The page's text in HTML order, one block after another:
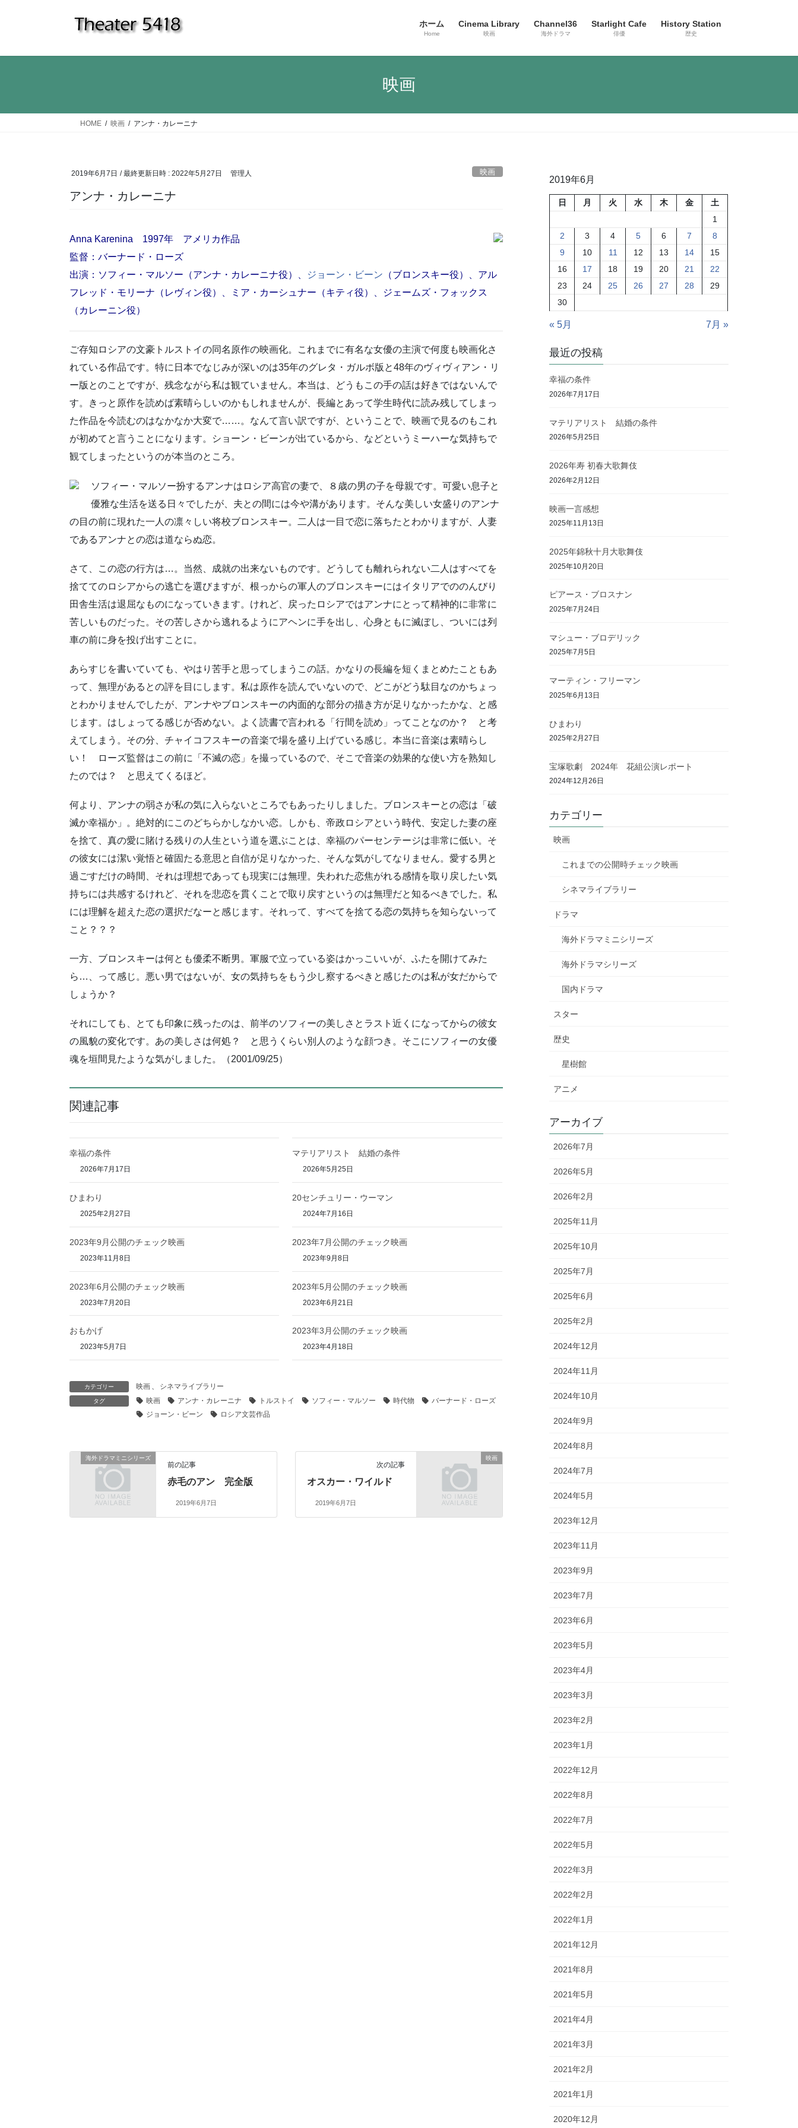
ホーム
Home
Cinema Library
映画
Channel36
海外ドラマ
Starlight Cafe
俳優
History Station
歴史
映画
HOME 映画 アンナ・カレーニナ
2019年6月7日 / 最終更新日時 : 2022年5月27日 管理人 映画
アンナ・カレーニナ
Anna Karenina 1997年 アメリカ作品
監督：バーナード・ローズ
出演：ソフィー・マルソー（アンナ・カレーニナ役）、
ジョーン・ビーン （ブロンスキー役）、アル
フレッド・モリーナ（レヴィン役）、ミア・カーシュナー（キティ役）、ジェームズ・フォックス
（カレーニン役）
ご存知ロシアの文豪トルストイの同名原作の映画化。これまでに有名な女優の主演で何度も映画化さ
れている作品です。特に日本でなじみが深いのは35年のグレタ・ガルボ版と48年のヴィヴィアン・リ
ー版とのことですが、残念ながら私は観ていません。本当は、どうもこの手の話は好きではないんで
す。きっと原作を読めば素晴らしいのかもしれませんが、長編とあって学生時代に読み残してしまっ
た作品を今読むのはなかなか大変で……。なんて言い訳ですが、ということで、映画で見るのもこれ
が初めてと言うことになります。ショーン・ビーンが出ているから、などというミーハーな気持ちで
観てしまったというのが本当のところ。
ソフィー・マルソー扮するアンナはロシア高官の妻で、８歳の男の子を母親です。可愛い息子と
優雅な生活を送る日々でしたが、夫との間には今や溝があります。そんな美しい女盛りのアンナ
の目の前に現れた一人の凛々しい将校ブロンスキー。二人は一目で恋に落ちたとわかりますが、人妻
であるアンナとの恋は道ならぬ恋。
さて、この恋の行方は…。当然、成就の出来ないものです。どうしても離れられない二人はすべてを
捨ててのロシアからの逃亡を選びますが、根っからの軍人のブロンスキーにはイタリアでののんびり
田舎生活は退屈なものになっていきます。けれど、戻ったロシアではアンナにとって精神的に非常に
苦しいものだった。その苦しさから逃れるようにアヘンに手を出し、心身ともに滅ぼし、ついには列
車の前に身を投げ出すことに。
あらすじを書いていても、やはり苦手と思ってしまうこの話。かなりの長編を短くまとめたこともあ
って、無理があるとの評を目にします。私は原作を読んでいないので、どこがどう駄目なのかちょっ
とわかりませんでしたが、アンナやブロンスキーの内面的な部分の描き方が足りなかったかな、と感
じます。はしょってる感じが否めない。よく読書で言われる「行間を読め」ってことなのか？ と考
えてしまう。その分、チャイコフスキーの音楽で場を盛り上げている感じ。本当に音楽は素晴らし
い！ ローズ監督はこの前に「不滅の恋」を撮っているので、そこで音楽の効果的な使い方を熟知し
たのでは？ と思えてくるほど。
何より、アンナの弱さが私の気に入らないところでもあったりしました。ブロンスキーとの恋は「破
滅か幸福か」。絶対的にこのどちらかしなかい恋。しかも、帝政ロシアという時代、安定した妻の座
を捨て、真の愛に賭ける残りの人生という道を選ぶことは、幸福のパーセンテージは非常に低い。そ
の彼女には潔い覚悟と確固たる意思と自信が足りなかった、そんな気がしてなりません。愛する男と
過ごすだけの時間、それは理想であっても現実には無理。失われた恋焦がれる感情を取り戻したい気
持ちには共感するけれど、それを悲恋を貫くことで取り戻すというのは無理だと知るべきでした。私
には理解を超えた恋の選択だなーと感じます。それって、すべてを捨てる恋の気持ちを知らないって
こと？？？
一方、ブロンスキーは何とも優柔不断男。軍服で立っている姿はかっこいいが、ふたを開けてみた
ら…、って感じ。悪い男ではないが、女の気持ちをもう少し察するべきと感じたのは私が女だからで
しょうか？
それにしても、とても印象に残ったのは、前半のソフィーの美しさとラスト近くになってからの彼女
の風貌の変化です。あの美しさは何処？ と思うくらい別人のような顔つき。そこにソフィーの女優
魂を垣間見たような気がしました。（2001/09/25）
関連記事
幸福の条件
2026年7月17日
マテリアリスト 結婚の条件
2026年5月25日
ひまわり
2025年2月27日
20センチュリー・ウーマン
2024年7月16日
2023年9月公開のチェック映画
2023年11月8日
2023年7月公開のチェック映画
2023年9月8日
2023年6月公開のチェック映画
2023年7月20日
2023年5月公開のチェック映画
2023年6月21日
おもかげ
2023年5月7日
2023年3月公開のチェック映画
2023年4月18日
カテゴリー 映画 、 シネマライブラリー
タグ 映画 アンナ・カレーニナ トルストイ ソフィー・マルソー 時代物
バーナード・ローズ
ジョーン・ビーン
ロシア文芸作品
海外ドラマミニシリーズ
前の記事
赤毛のアン 完全版
2019年6月7日
映画
次の記事
オスカー・ワイルド
2019年6月7日
2019年6月
日 月 火 水 木 金
土
1
2
3 4 5 6 7
8
9
10 11 12 13 14
15
16
17 18 19 20 21
22
23
24 25 26 27 28
29
30
« 5月 7月 »
最近の投稿
幸福の条件
2026年7月17日
マテリアリスト 結婚の条件
2026年5月25日
2026年寿 初春大歌舞伎
2026年2月12日
映画一言感想
2025年11月13日
2025年錦秋十月大歌舞伎
2025年10月20日
ピアース・ブロスナン
2025年7月24日
マシュー・ブロデリック
2025年7月5日
マーティン・フリーマン
2025年6月13日
ひまわり
2025年2月27日
宝塚歌劇 2024年 花組公演レポート
2024年12月26日
カテゴリー
映画
これまでの公開時チェック映画
シネマライブラリー
ドラマ
海外ドラマミニシリーズ
海外ドラマシリーズ
国内ドラマ
スター
歴史
星樹館
アニメ
アーカイブ
2026年7月
2026年5月
2026年2月
2025年11月
2025年10月
2025年7月
2025年6月
2025年2月
2024年12月
2024年11月
2024年10月
2024年9月
2024年8月
2024年7月
2024年5月
2023年12月
2023年11月
2023年9月
2023年7月
2023年6月
2023年5月
2023年4月
2023年3月
2023年2月
2023年1月
2022年12月
2022年8月
2022年7月
2022年5月
2022年3月
2022年2月
2022年1月
2021年12月
2021年8月
2021年5月
2021年4月
2021年3月
2021年2月
2021年1月
2020年12月